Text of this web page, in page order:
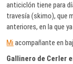
anticiclón tiene para
travesía (skimo), que
anteriores, en la que
Mi acompañante en
Gallinero de Cerler